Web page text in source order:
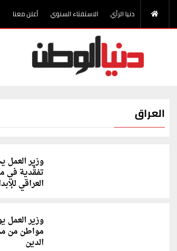
دنيا الرأي الاستفتاء السنوي أعلن معنا
العراق
وزير العمل
تفقُّدية في
العراقي
وزير العمل
مواطن من
الدين